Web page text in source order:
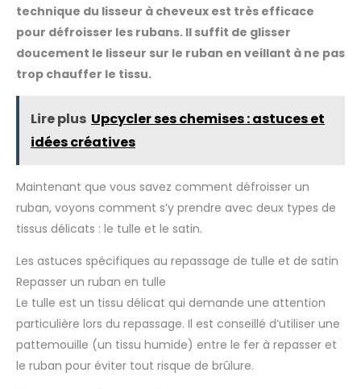
technique du lisseur à cheveux est très efficace
pour défroisser les rubans. Il suffit de glisser
doucement le lisseur sur le ruban en veillant à ne pas
trop chauffer le tissu.
Lire plus Upcycler ses chemises : astuces et
idées créatives
Maintenant que vous savez comment défroisser un
ruban, voyons comment s’y prendre avec deux types de
tissus délicats : le tulle et le satin.
Les astuces spécifiques au repassage de tulle et de satin
Repasser un ruban en tulle
Le tulle est un tissu délicat qui demande une attention
particulière lors du repassage. Il est conseillé d’utiliser une
pattemouille (un tissu humide) entre le fer à repasser et
le ruban pour éviter tout risque de brûlure.